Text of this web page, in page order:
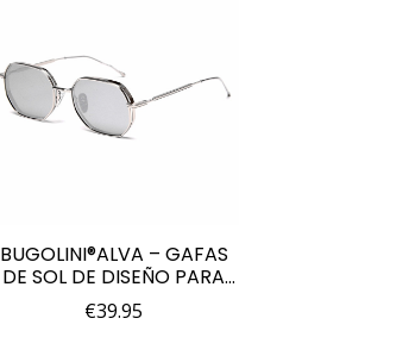
BUGOLINI®ALVA – GAFAS
DE SOL DE DISEÑO PARA
HOMBRE – POLARIZADAS –
UV400 – PLAT
€39.95